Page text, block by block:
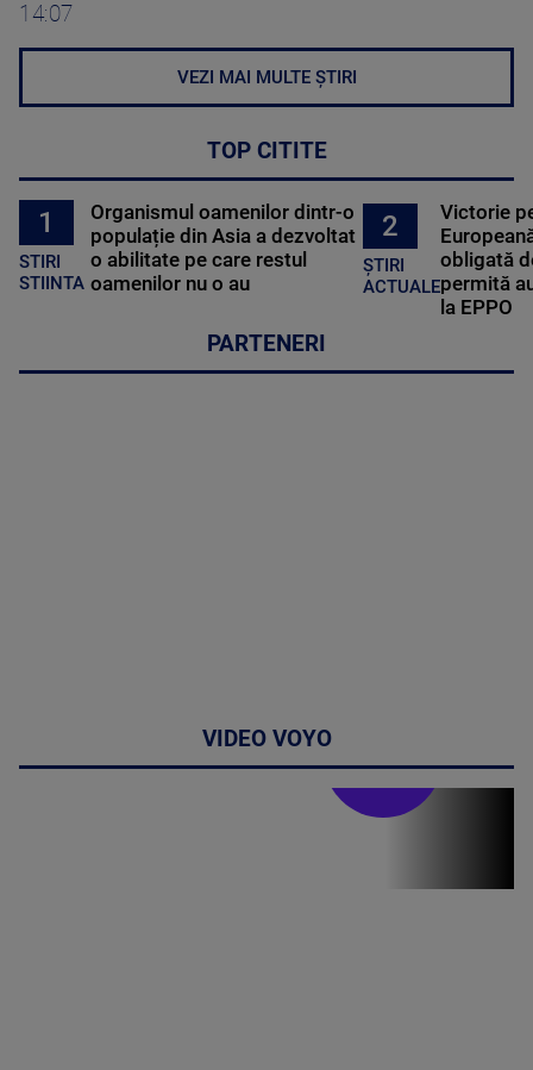
14:07
VEZI MAI MULTE ȘTIRI
TOP CITITE
1
STIRI
STIINTA
Organismul oamenilor dintr-o
populație din Asia a dezvoltat
o abilitate pe care restul
oamenilor nu o au
2
ȘTIRI
ACTUALE
Victorie
obligată
permită
la EPPO
PARTENERI
VIDEO VOYO